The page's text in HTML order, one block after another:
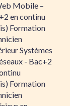
Mobile –
en continu
Formation
Systèmes
- Bac+2
Formation